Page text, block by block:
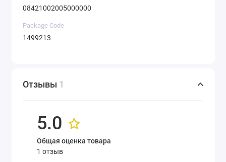
08421002005000000
Package Code
1499213
Отзывы 1
5.0
Общая оценка товара
1 отзыв